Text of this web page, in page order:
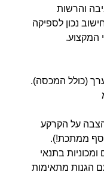
והרשות
נכון לספיקה
המקצוע.
על הקרקע
ממתכת!).
בתנאי
הגנות מתאימות